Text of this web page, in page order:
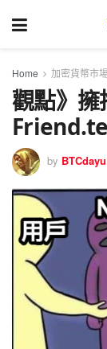
Home 加密貨幣市
觀點》擁
by BTCdayu